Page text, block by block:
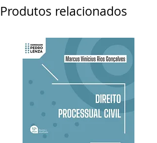
Produtos relacionados